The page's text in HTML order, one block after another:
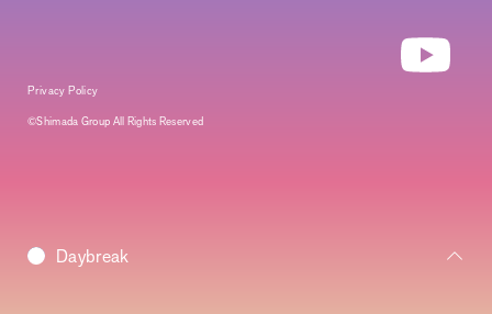
Morning
Daybreak
Privacy Policy
©Shimada Group All Rights Reserved